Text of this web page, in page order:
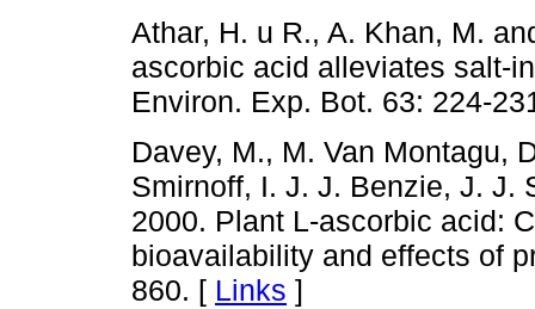
Athar, H. u R., A. Khan, M.
ascorbic acid alleviates salt-
Environ. Exp. Bot. 63: 224-
Davey, M., M. Van Montagu,
Smirnoff, I. J. J. Benzie, J. J.
2000. Plant L-ascorbic acid:
bioavailability and effects of
860. [ Links ]